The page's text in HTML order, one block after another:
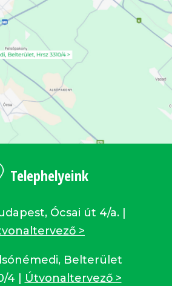
Telephelyeink
Ócsai út 4/a. |
>
Belterület
4 |
Útvonaltervező >